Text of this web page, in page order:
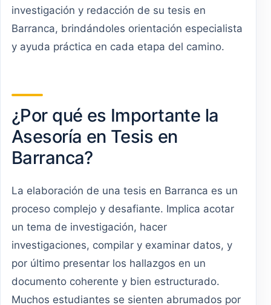
investigación y redacción de su tesis en
Barranca, brindándoles orientación especialista
y ayuda práctica en cada etapa del camino.
¿Por qué es Importante la
Asesoría en Tesis en
Barranca?
La elaboración de una tesis en Barranca es un
proceso complejo y desafiante. Implica acotar
un tema de investigación, hacer
investigaciones, compilar y examinar datos, y
por último presentar los hallazgos en un
documento coherente y bien estructurado.
Muchos estudiantes se sienten abrumados por